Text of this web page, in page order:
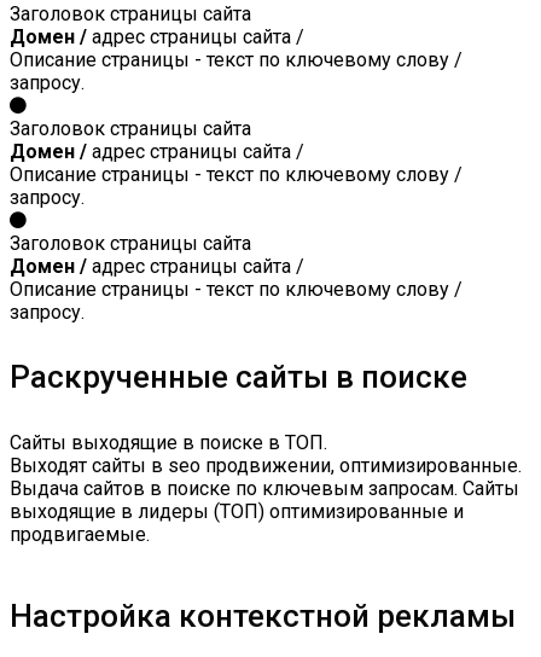
Заголовок страницы сайта
Домен / адрес страницы сайта /
Описание страницы - текст по ключевому слову /
запросу.
Заголовок страницы сайта
Домен / адрес страницы сайта /
Описание страницы - текст по ключевому слову /
запросу.
Заголовок страницы сайта
Домен / адрес страницы сайта /
Описание страницы - текст по ключевому слову /
запросу.
Раскрученные сайты в поиске
Сайты выходящие в поиске в ТОП.
Выходят сайты в seo продвижении, оптимизированные.
Выдача сайтов в поиске по ключевым запросам. Сайты
выходящие в лидеры (ТОП) оптимизированные и
продвигаемые.
Настройка контекстной рекламы